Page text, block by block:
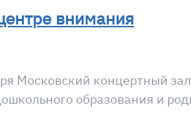
внимания
Московский концертный
образования и